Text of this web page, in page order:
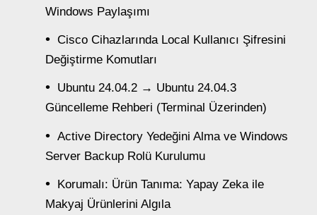
Windows Paylaşımı
Cisco Cihazlarında Local Kullanıcı Şifresini
Değiştirme Komutları
Ubuntu 24.04.2 → Ubuntu 24.04.3
Güncelleme Rehberi (Terminal Üzerinden)
Active Directory Yedeğini Alma ve Windows
Server Backup Rolü Kurulumu
Korumalı: Ürün Tanıma: Yapay Zeka ile
Makyaj Ürünlerini Algıla